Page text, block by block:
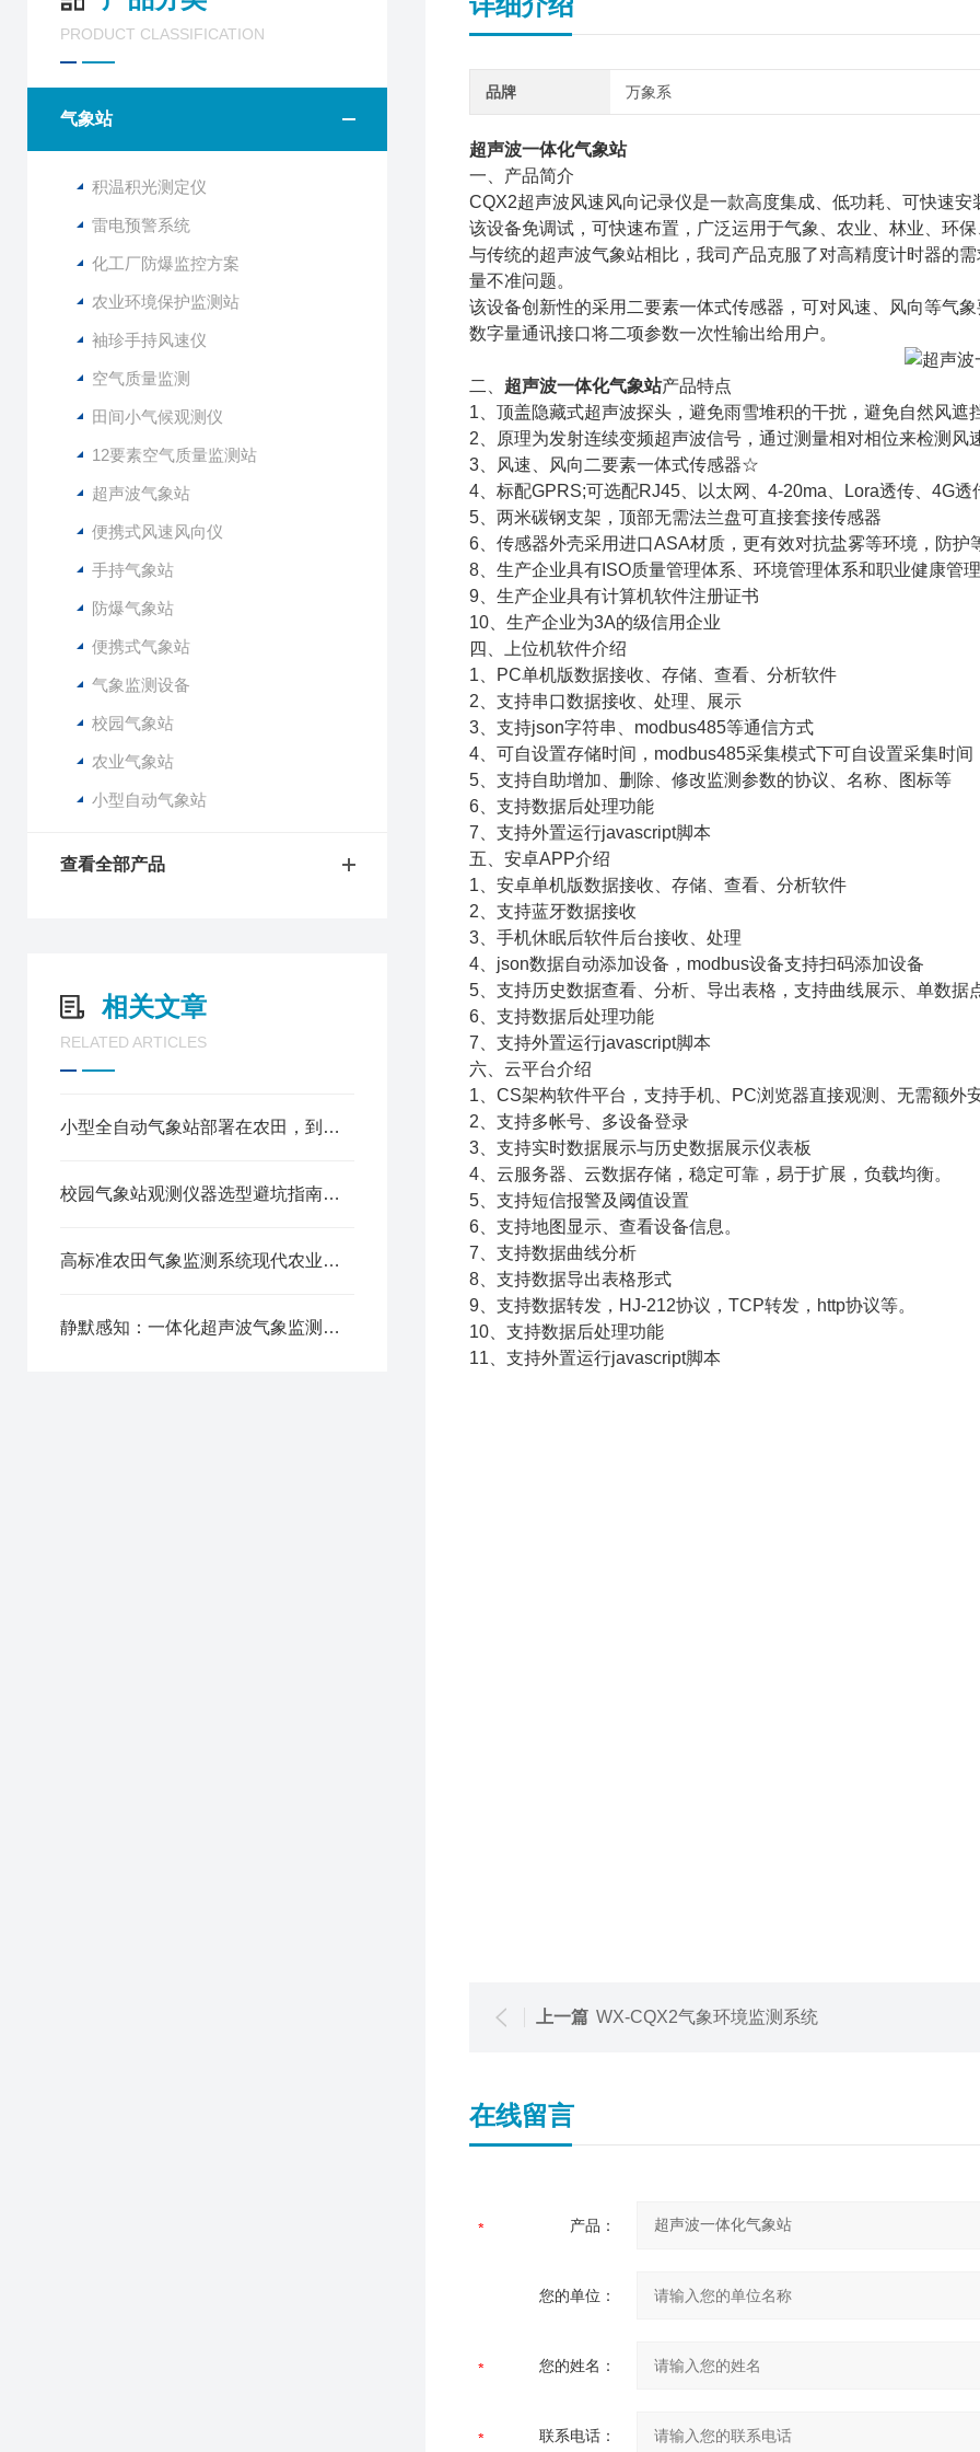
PRODUCT CLASSIFICATION
气象站
积温积光测定仪
雷电预警系统
化工厂防爆监控方案
农业环境保护监测站
袖珍手持风速仪
空气质量监测
田间小气候观测仪
12要素空气质量监测站
超声波气象站
便携式风速风向仪
手持气象站
防爆气象站
便携式气象站
气象监测设备
校园气象站
农业气象站
小型自动气象站
查看全部产品
相关文章
RELATED ARTICLES
小型全自动气象站部署在农田，到底能省多少人工成本
校园气象站观测仪器选型避坑指南：防水、防雷、抗风，这5个指标一个都不能少！
高标准农田气象监测系统现代农业的“智慧天眼”
静默感知：一体化超声波气象监测站的技术进化论
品牌 万象系
超声波一体化气象站
一、产品简介
CQX2超声波风速风向记录仪是一款高度集成、低功耗、可快速安
该设备免调试，可快速布置，广泛运用于气象、农业、林业、环
与传统的超声波气象站相比，我司产品克服了对高精度计时器的
量不准问题。
该设备创新性的采用二要素一体式传感器，可对风速、风向等气
数字量通讯接口将二项参数一次性输出给用户。
二、 超声波一体化气象站产品特点
1、顶盖隐藏式超声波探头，避免雨雪堆积的干扰，避免自然风遮
2、原理为发射连续变频超声波信号，通过测量相对相位来检测风
3、风速、风向二要素一体式传感器☆
4、标配GPRS;可选配RJ45、以太网、4-20ma、Lora透传、4G
5、两米碳钢支架，顶部无需法兰盘可直接套接传感器
6、传感器外壳采用进口ASA材质，更有效对抗盐雾等环境，防护
8、生产企业具有ISO质量管理体系、环境管理体系和职业健康管
9、生产企业具有计算机软件注册证书
10、生产企业为3A的级信用企业
四、上位机软件介绍
1、PC单机版数据接收、存储、查看、分析软件
2、支持串口数据接收、处理、展示
3、支持json字符串、modbus485等通信方式
4、可自设置存储时间，modbus485采集模式下可自设置采集时间
5、支持自助增加、删除、修改监测参数的协议、名称、图标等
6、支持数据后处理功能
7、支持外置运行javascript脚本
五、安卓APP介绍
1、安卓单机版数据接收、存储、查看、分析软件
2、支持蓝牙数据接收
3、手机休眠后软件后台接收、处理
4、json数据自动添加设备，modbus设备支持扫码添加设备
5、支持历史数据查看、分析、导出表格，支持曲线展示、单数据
6、支持数据后处理功能
7、支持外置运行javascript脚本
六、云平台介绍
1、CS架构软件平台，支持手机、PC浏览器直接观测、无需额外
2、支持多帐号、多设备登录
3、支持实时数据展示与历史数据展示仪表板
4、云服务器、云数据存储，稳定可靠，易于扩展，负载均衡。
5、支持短信报警及阈值设置
6、支持地图显示、查看设备信息。
7、支持数据曲线分析
8、支持数据导出表格形式
9、支持数据转发，HJ-212协议，TCP转发，http协议等。
10、支持数据后处理功能
11、支持外置运行javascript脚本
上一篇 WX-CQX2气象环境监测系统
在线留言
产品：
您的单位：
您的姓名：
联系电话：